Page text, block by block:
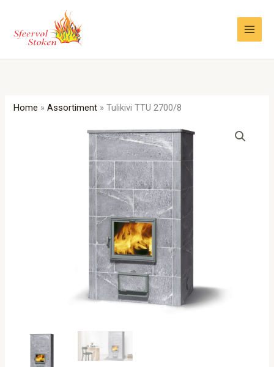
inhoud
Home »Assortiment »Tulikivi TTU 2700/8